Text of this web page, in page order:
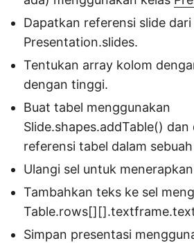
Dapatkan referensi slide
Presentation.slides.
Tentukan array kolom
dengan tinggi.
Buat tabel menggunakan
Slide.shapes.addTable() dan
referensi tabel dalam
Ulangi sel untuk
Tambahkan teks ke sel
Simpan presentasi